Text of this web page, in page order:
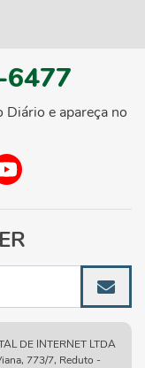
e apareça no
DE INTERNET LTDA
773/7, Reduto -